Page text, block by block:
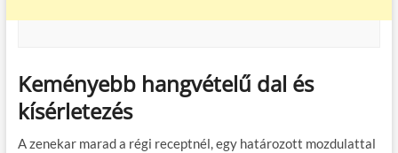
Keményebb hangvételű dal és
kísérletezés
A zenekar marad a régi receptnél, egy határozott mozdulattal